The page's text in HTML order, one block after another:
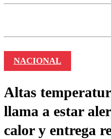
NACIONAL
Altas
llama a estar
calor y entrega